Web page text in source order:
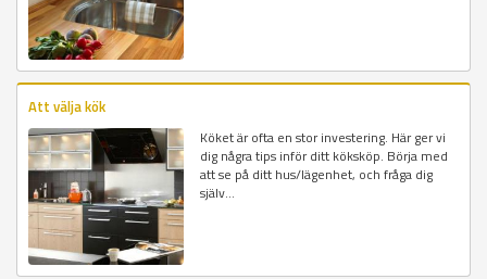
Att välja kök
Köket är ofta en stor investering. Här ger vi
dig några tips inför ditt köksköp. Börja med
att se på ditt hus/lägenhet, och fråga dig
själv...